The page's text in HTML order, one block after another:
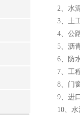
2、水
3、土
4、公
5、沥
6、防
7、工
8、门
9、进
10、